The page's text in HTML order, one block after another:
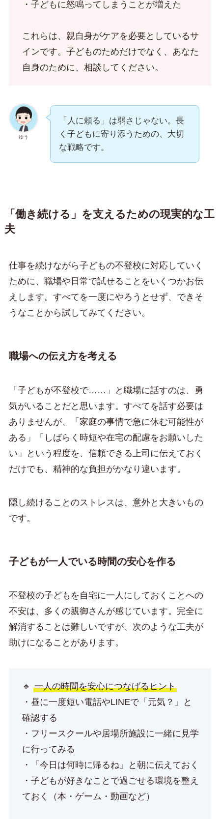
・子どもに怒鳴ってしまうことが増えた
これらは、親自身がケアを必要としているサ
インです。子どものためだけでなく、あなた
自身のために、相談してください。
ゆう
「人に頼る」は弱さじゃない。長
く子どもに寄り添うための、大切
な戦略です。
「働き続ける」を支えるための現実的な工
夫
仕事を続けながら子どもの不登校に対応していく
ために、職場や日常で試せることをいくつかお伝
えします。すべてを一度にやろうとせず、できそ
うなことから試してみてください。
職場への伝え方を考える
「子どもが不登校で……」と職場に話すのは、勇
気がいることだと思います。すべてを話す必要は
ありませんが、「家庭の事情で急に休む可能性が
ある」「しばらく時短や在宅の配慮をお願いした
い」という程度を、信頼できる上司に伝えておく
だけでも、精神的な負担がかなり違います。
隠し続けることのストレスは、意外と大きいもの
です。
子どもが一人でいる時間の安心を作る
不登校の子どもを自宅に一人にしておくことへの
不安は、多くの親御さんが感じています。完全に
解消することは難しいですが、次のような工夫が
助けになることがあります。
🔹 一人の時間を安心につなげるヒント
・昼に一度短い電話やLINEで「元気？」と
確認する
・フリースクールや居場所施設に一緒に見学
に行ってみる
・「今日は何時に帰るね」と朝に伝えておく
・子どもが好きなことで過ごせる環境を整え
ておく（本・ゲーム・動画など）